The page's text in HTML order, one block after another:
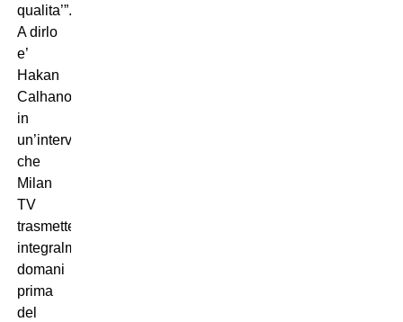
qualita’”.
A dirlo
e’
Hakan
Calhanoglu
in
un’intervista
che
Milan
TV
trasmettera’
integralmente
domani
prima
del